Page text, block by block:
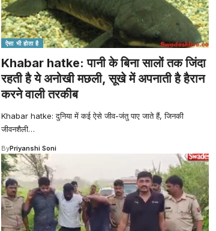
ऐसा भी होता है
Khabar hatke: पानी के बिना सालों तक जिंदा
रहती है ये अनोखी मछली, सूखे में अपनाती है हैरान
करने वाली तरकीब
Khabar hatke: दुनिया में कई ऐसे जीव-जंतु पाए जाते हैं, जिनकी
जीवनशैली…
ByPriyanshi Soni